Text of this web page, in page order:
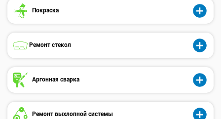
Покраска
Ремонт стекол
Аргонная сварка
Ремонт выхлопной системы